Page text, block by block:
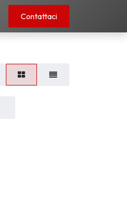
Contattaci